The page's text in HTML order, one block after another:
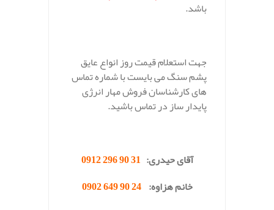
باشد.
جهت استعلام قیمت روز انواع عایق
پشم سنگ می بایست با شماره تماس
های کارشناسان فروش مهار انرژی
پایدار ساز در تماس باشید.
آقای حیدری: 31 90 296 0912
خانم هزاوه:24 90 649 0902